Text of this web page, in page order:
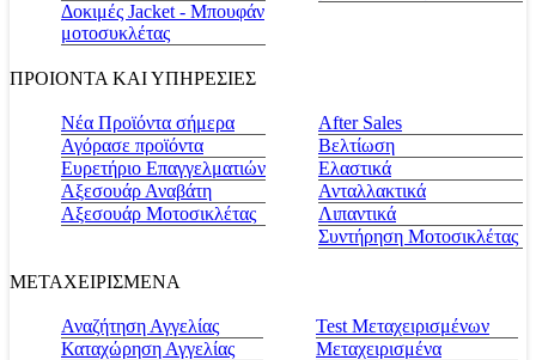
Δοκιμές Jacket - Μπουφάν
μοτοσυκλέτας
ΠΡΟΙΟΝΤΑ ΚΑΙ ΥΠΗΡΕΣΙΕΣ
Νέα Προϊόντα σήμερα
Αγόρασε προϊόντα
Ευρετήριο Επαγγελματιών
Αξεσουάρ Αναβάτη
Αξεσουάρ Μοτοσικλέτας
Αfter Sales
Βελτίωση
Ελαστικά
Ανταλλακτικά
Λιπαντικά
Συντήρηση Μοτοσικλέτας
ΜΕΤΑΧΕΙΡΙΣΜΕΝΑ
Αναζήτηση Αγγελίας
Καταχώρηση Αγγελίας
Test Μεταχειρισμένων
Μεταχειρισμένα